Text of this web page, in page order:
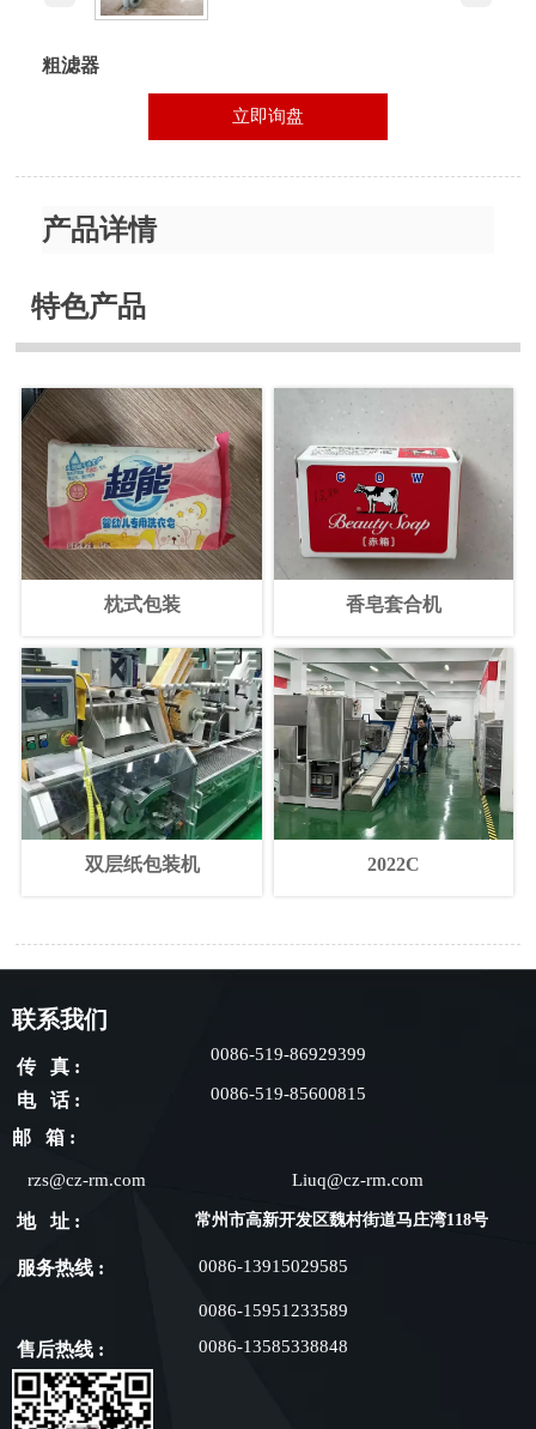
粗滤器
立即询盘
产品详情
特色产品
枕式包装 香皂套合机
双层纸包装机 2022C
联系我们
传 真 :
0086-519-86929399
电 话 : 0086-519-85600815
邮 箱 :
rzs@cz-rm.com Liuq@cz-rm.com
地 址 : 常州市高新开发区魏村街道马庄湾118号
服务热线 : 0086-13915029585
0086-15951233589
售后热线 : 0086-13585338848